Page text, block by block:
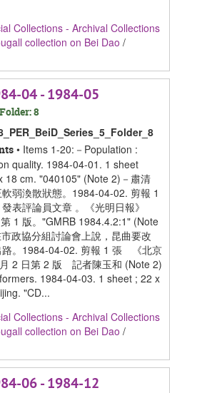
Collections - Archival Collections
collection on Bei Dao /
04 - 1984-05
8
• Items 1-20:－Population :
quality. 1984-04-01. 1 sheet
18 cm. "040105" (Note 2)－肅清
弱渙散狀態。1984-04-02. 剪報 1
表評論員文章 。《光明日報》
1 版。"GMRB 1984.4.2:1" (Note
政協分組討論會上說，昆曲要改
路。1984-04-02. 剪報 1 張 《北京
2 日第 2 版 記者陳玉和 (Note 2)
1984-04-03. 1 sheet ; 22 x
"CD...
Collections - Archival Collections
collection on Bei Dao /
06 - 1984-12